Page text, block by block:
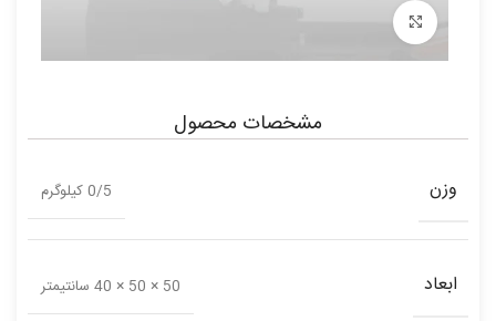
مشخصات محصول
وزن 0/5 کیلوگرم
ابعاد 50 × 50 × 40 سانتیمتر